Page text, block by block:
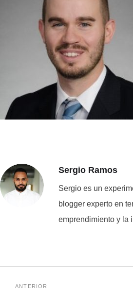
Sergio Ramos
Sergio es un
blogger experto en
emprendimiento y la